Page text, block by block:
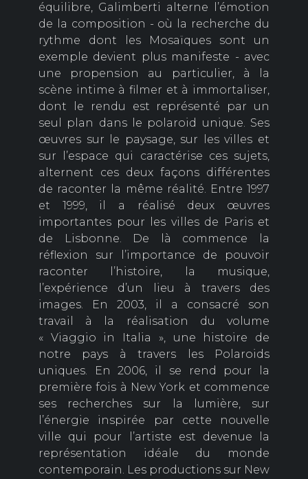
équilibre, Galimberti alterne l’émotion
de la composition - où la recherche du
rythme dont les Mosaïques sont un
exemple devient plus manifeste - avec
une propension au particulier, à la
scène intime à filmer et à immortaliser,
dont le rendu est représenté par un
seul plan dans le polaroid unique. Ses
œuvres sur le paysage, sur les villes et
sur l’espace qui caractérise ces sujets,
alternent ces deux façons différentes
de raconter la même réalité. Entre 1997
et 1999, il a réalisé deux œuvres
importantes pour les villes de Paris et
de Lisbonne. De là commence la
réflexion sur l’importance de pouvoir
raconter l’histoire, la musique,
l’expérience d’un lieu à travers des
images. En 2003, il a consacré son
travail à la réalisation du volume
« Viaggio in Italia », une histoire de
notre pays à travers les Polaroids
uniques. En 2006, il se rend pour la
première fois à New York et commence
ses recherches sur la lumière, sur
l’énergie inspirée par cette nouvelle
ville qui pour l’artiste est devenue la
représentation idéale du monde
contemporain. Les productions sur New